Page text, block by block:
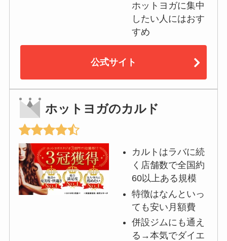
ホットヨガに集中
したい人にはおす
すめ
公式サイト
ホットヨガのカルド
カルトはラバに続
く店舗数で全国約
60以上ある規模
特徴はなんといっ
ても安い月額費
併設ジムにも通え
る→本気でダイエ